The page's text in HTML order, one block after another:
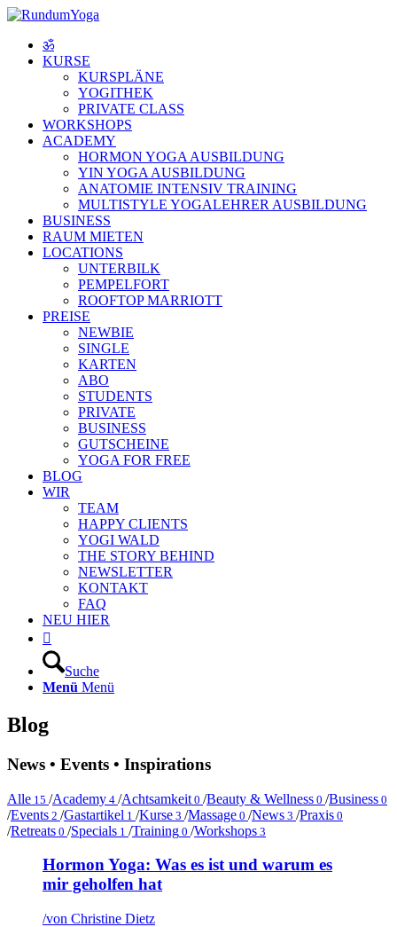
ॐ
KURSE
KURSPLÄNE
YOGITHEK
PRIVATE CLASS
WORKSHOPS
ACADEMY
HORMON YOGA AUSBILDUNG
YIN YOGA AUSBILDUNG
ANATOMIE INTENSIV TRAINING
MULTISTYLE YOGALEHRER AUSBILDUNG
BUSINESS
RAUM MIETEN
LOCATIONS
UNTERBILK
PEMPELFORT
ROOFTOP MARRIOTT
PREISE
NEWBIE
SINGLE
KARTEN
ABO
STUDENTS
PRIVATE
BUSINESS
GUTSCHEINE
YOGA FOR FREE
BLOG
WIR
TEAM
HAPPY CLIENTS
YOGI WALD
THE STORY BEHIND
NEWSLETTER
KONTAKT
FAQ
NEU HIER

Suche
Menü Menü
Blog
News • Events • Inspirations
Alle 15 /Academy 4 /Achtsamkeit 0 /Beauty & Wellness 0 /Business 0
/Events 2 /Gastartikel 1 /Kurse 3 /Massage 0 /News 3 /Praxis 0
/Retreats 0 /Specials 1 /Training 0 /Workshops 3
Hormon Yoga: Was es ist und warum es
mir geholfen hat
/von Christine Dietz